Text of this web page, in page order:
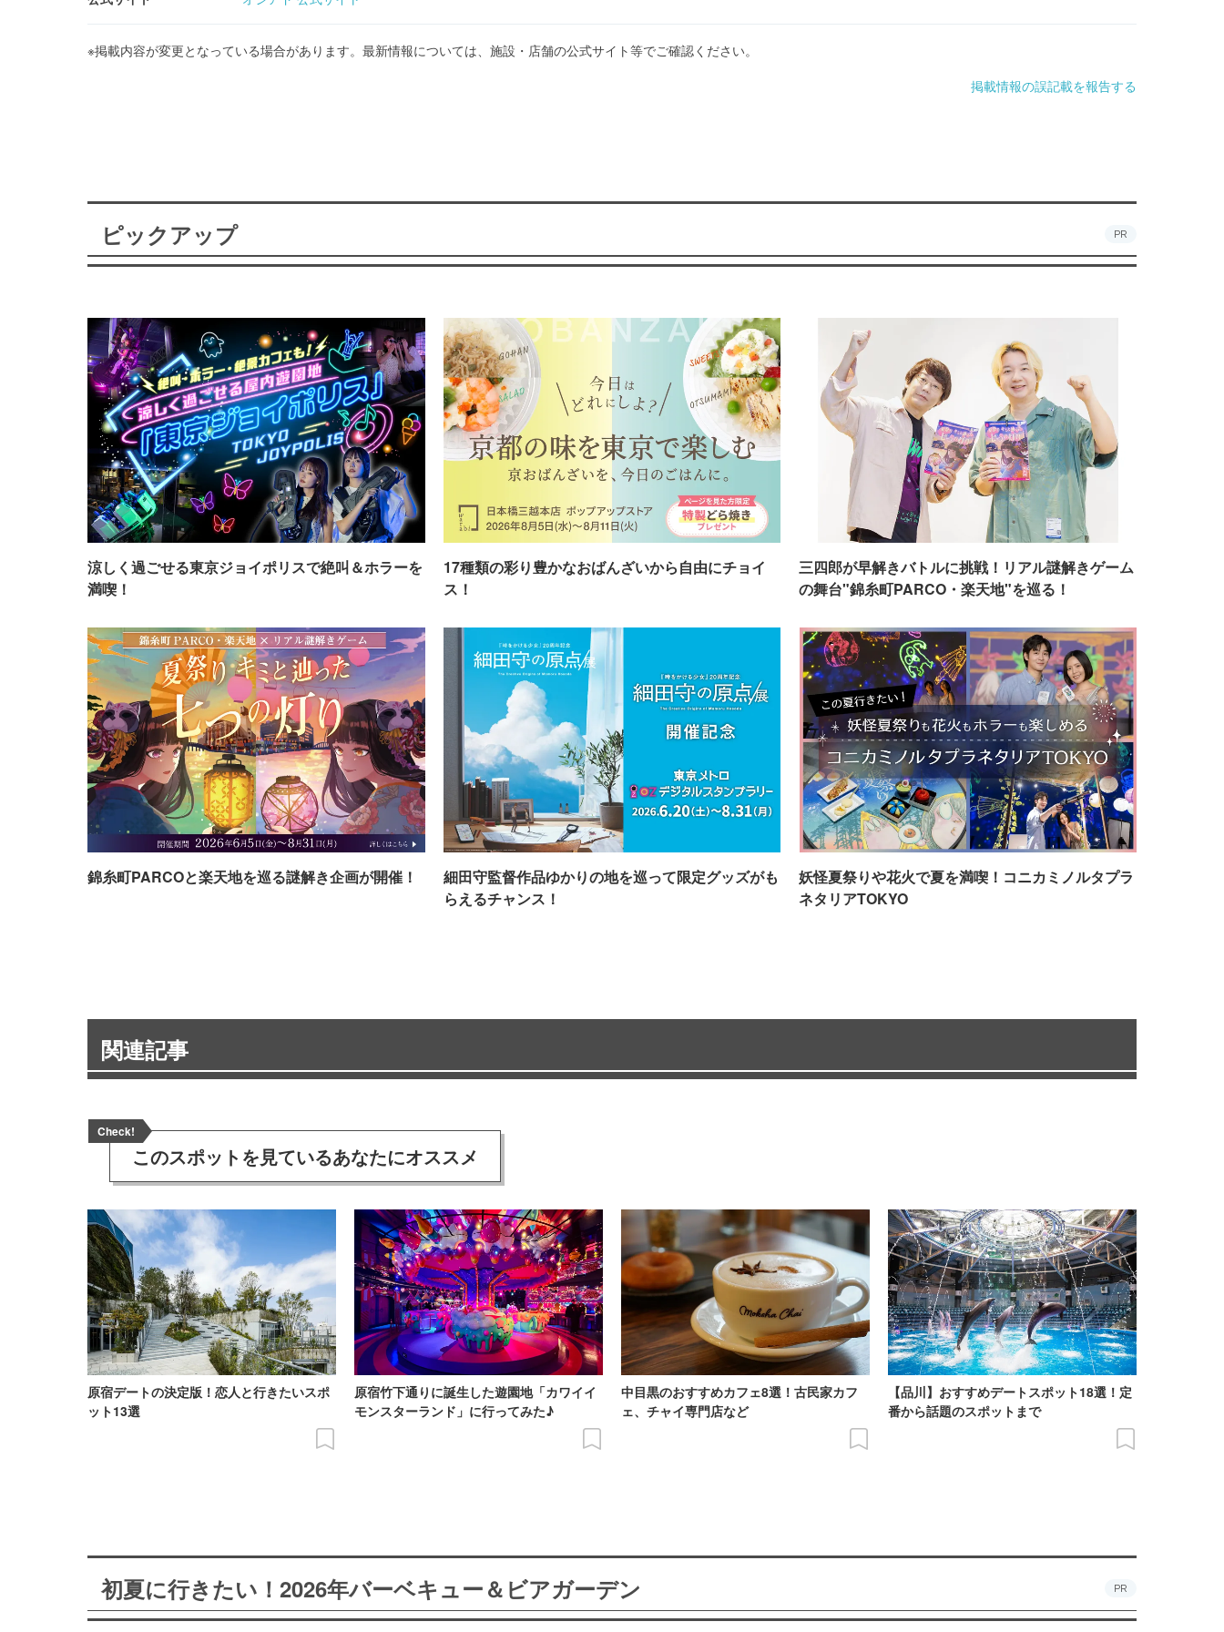
※掲載内容が変更となっている場合があります。最新情報については、施設・店舗の公式サイト等でご確認ください。
掲載情報の誤記載を報告する
ピックアップ PR
涼しく過ごせる東京ジョイポリスで絶叫＆ホラーを
満喫！
17種類の彩り豊かなおばんざいから自由にチョイ
ス！
三四郎が早解きバトルに挑戦！リアル謎解きゲーム
の舞台"錦糸町PARCO・楽天地"を巡る！
錦糸町PARCOと楽天地を巡る謎解き企画が開催！
細田守監督作品ゆかりの地を巡って限定グッズがも
らえるチャンス！
妖怪夏祭りや花火で夏を満喫！コニカミノルタプラ
ネタリアTOKYO
関連記事
Check!
このスポットを見ているあなたにオススメ
原宿デートの決定版！恋人と行きたいスポ
ット13選
原宿竹下通りに誕生した遊園地「カワイイ
モンスターランド」に行ってみた♪
中目黒のおすすめカフェ8選！古民家カフ
ェ、チャイ専門店など
【品川】おすすめデートスポット18選！定
番から話題のスポットまで
初夏に行きたい！2026年バーベキュー＆ビアガーデン PR